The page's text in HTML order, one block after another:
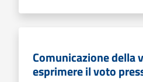
Comunicazione della
esprimere il voto